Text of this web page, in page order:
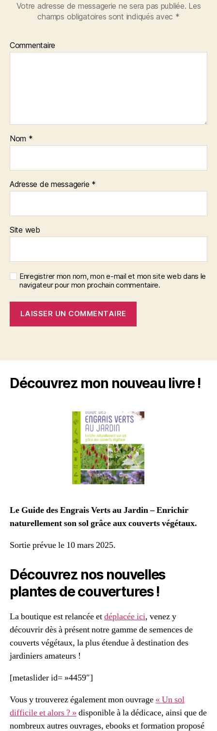
Votre adresse de messagerie ne sera pas publiée. Les
champs obligatoires sont indiqués avec *
Commentaire
Nom *
Adresse de messagerie *
Site web
Enregistrer mon nom, mon e-mail et mon site web dans le
navigateur pour mon prochain commentaire.
Découvrez mon nouveau livre !
Le Guide des Engrais Verts au Jardin – Enrichir
naturellement son sol grâce aux couverts végétaux.
Sortie prévue le 10 mars 2025.
Découvrez nos nouvelles
plantes de couvertures !
La boutique est relancée etdéplacée ici, venez y
découvrir dès à présent notre gamme de semences de
couverts végétaux, la plus étendue à destination des
jardiniers amateurs !
[metaslider id= »4459″]
Vous y trouverez également mon ouvrage « Un sol
difficile et alors ? » disponible à la dédicace, ainsi que de
nombreux autres ouvrages, ebooks et formation proposé